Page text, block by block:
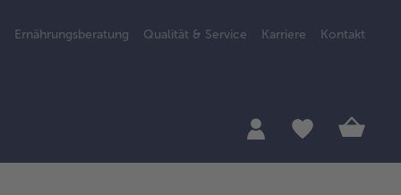
Ernährungsberatung Qualität & Service Karriere Kontakt